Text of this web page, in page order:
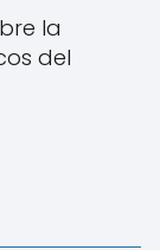
la
del